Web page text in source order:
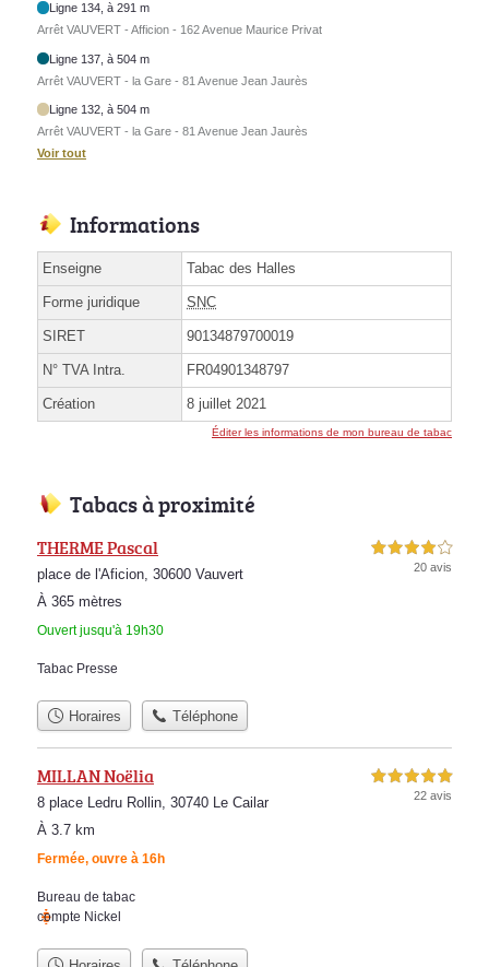
Ligne 134, à 291 m
Arrêt VAUVERT - Afficion - 162 Avenue Maurice Privat
Ligne 137, à 504 m
Arrêt VAUVERT - la Gare - 81 Avenue Jean Jaurès
Ligne 132, à 504 m
Arrêt VAUVERT - la Gare - 81 Avenue Jean Jaurès
Voir tout
Informations
Enseigne Tabac des Halles
Forme juridique SNC
SIRET 90134879700019
N° TVA Intra. FR04901348797
Création 8 juillet 2021
Éditer les informations de mon bureau de tabac
Tabacs à proximité
THERME Pascal
place de l'Aficion, 30600 Vauvert
À 365 mètres
Ouvert jusqu'à 19h30
4,0 étoiles sur 5
20 avis
Tabac Presse
Horaires Téléphone
MILLAN Noëlia
8 place Ledru Rollin, 30740 Le Cailar
À 3.7 km
Fermée, ouvre à 16h
5,0 étoiles sur 5
22 avis
Bureau de tabac
compte Nickel